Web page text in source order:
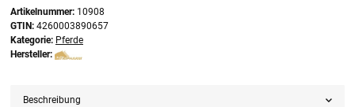
Artikelnummer: 10908
GTIN: 4260003890657
Kategorie: Pferde
Hersteller:
Beschreibung